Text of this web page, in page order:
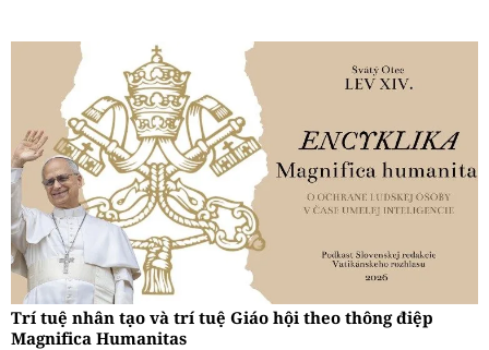
Trí tuệ nhân tạo và trí tuệ Giáo hội theo thông điệp
Magnifica Humanitas